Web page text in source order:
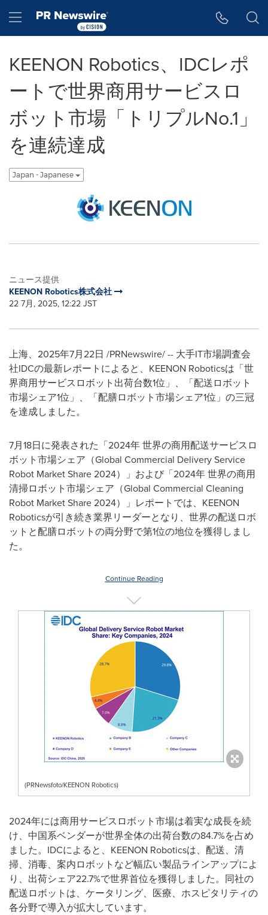
Hamburger menu
KEENON Robotics、IDCレポ
ートで世界商用サービスロ
ボット市場「トリプルNo.1」
を連続達成
Japan - Japanese
ニュース提供
KEENON Robotics株式会社
22 7月, 2025, 12:22 JST
上海、2025年7月22日 /PRNewswire/ -- 大手IT市場調査会
社IDCの最新レポートによると、KEENON Roboticsは「世
界商用サービスロボット出荷台数1位」、「配送ロボット
市場シェア1位」、「配膳ロボット市場シェア1位」の三冠
を達成しました。
7月18日に発表された「2024年 世界の商用配送サービスロ
ボット市場シェア（Global Commercial Delivery Service
Robot Market Share 2024）」および「2024年 世界の商用
清掃ロボット市場シェア（Global Commercial Cleaning
Robot Market Share 2024）」レポートでは、KEENON
Roboticsが引き続き業界リーダーとなり、世界の配送ロボ
ットと配膳ロボットの両分野で第1位の地位を獲得しまし
た。
Continue Reading
(PRNewsfoto/KEENON Robotics)
2024年には商用サービスロボット市場は着実な成長を続
け、中国系ベンダーが世界全体の出荷台数の84.7%を占め
ました。IDCによると、KEENON Roboticsは、配送、清
掃、消毒、案内ロボットなど幅広い製品ラインアップによ
り、出荷シェア22.7%で世界首位を獲得しました。同社の
配送ロボットは、ケータリング、医療、ホスピタリティの
各分野で導入が拡大しています。